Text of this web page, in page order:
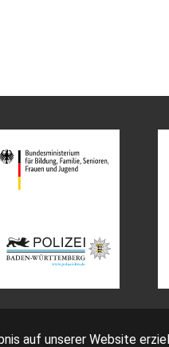
auf unserer Website